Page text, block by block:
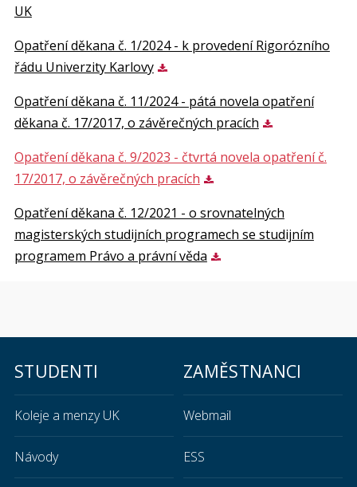
UK
Opatření děkana č. 1/2024 - k provedení Rigorózního
řádu Univerzity Karlovy
Opatření děkana č. 11/2024 - pátá novela opatření
děkana č. 17/2017, o závěrečných pracích
Opatření děkana č. 9/2023 - čtvrtá novela opatření č.
17/2017, o závěrečných pracích
Opatření děkana č. 12/2021 - o srovnatelných
magisterských studijních programech se studijním
programem Právo a právní věda
STUDENTI
Koleje a menzy UK
Návody
ZAMĚSTNANCI
Webmail
ESS